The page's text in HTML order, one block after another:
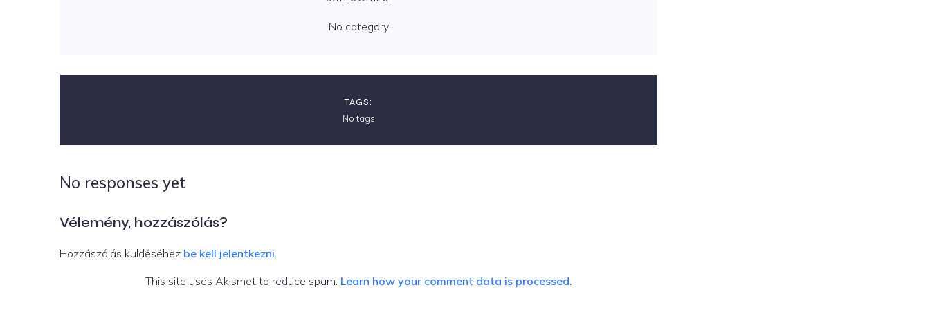
No category
TAGS:
No tags
No responses yet
Vélemény, hozzászólás?
Hozzászólás küldéséhez be kell jelentkezni
This site uses Akismet to reduce spam. Learn how your comment data is processed.